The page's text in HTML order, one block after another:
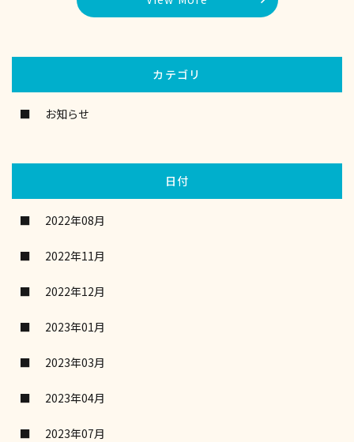
カテゴリ
お知らせ
日付
2022年08月
2022年11月
2022年12月
2023年01月
2023年03月
2023年04月
2023年07月